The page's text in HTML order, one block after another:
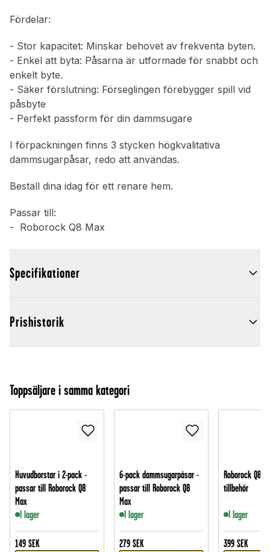
Fördelar:
- Stor kapacitet: Minskar behovet av frekventa byten.
- Enkel att byta: Påsarna är utformade för snabbt och
enkelt byte.
- Säker förslutning: Förseglingen förebygger spill vid
påsbyte
- Perfekt passform för din dammsugare
I förpackningen finns 3 stycken högkvalitativa
dammsugarpåsar, redo att användas.
Beställ dina idag för ett renare hem.
Passar till:
- Roborock Q8 Max
Specifikationer
Prishistorik
Toppsäljare i samma kategori
Huvudborstar i 2-pack -
passar till Roborock Q8
Max
I lager
149 SEK
6-pack dammsugarpåsar -
passar till Roborock Q8
Max
I lager
279 SEK
Roborock Q8
tillbehör
I lager
399 SEK